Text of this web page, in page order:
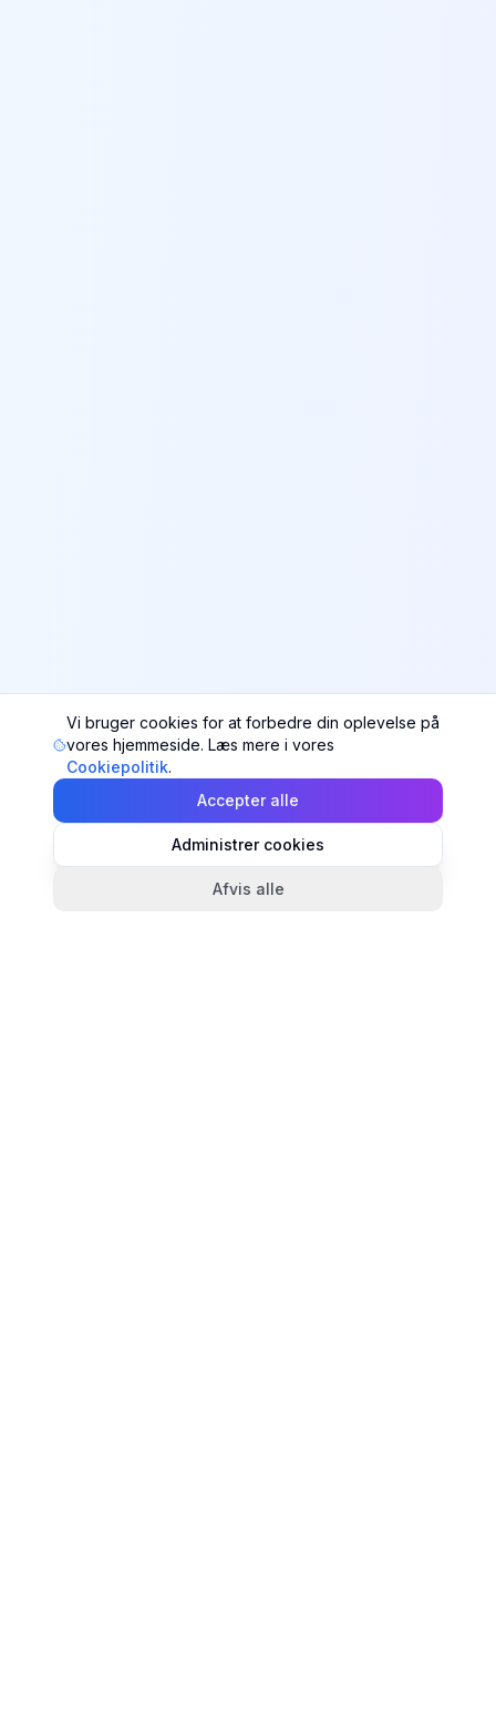
Vi bruger cookies for at forbedre din oplevelse på
vores hjemmeside. Læs mere i vores
Cookiepolitik.
Accepter alle
Administrer cookies
Afvis alle